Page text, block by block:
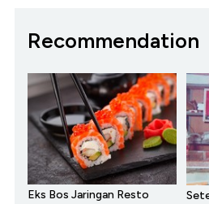
Recommendation
Eks Bos Jaringan Resto